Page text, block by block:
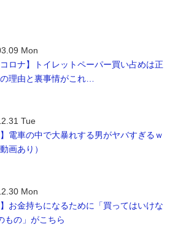
Mon
コロナ】トイレットペーパー買い占めは正
理由と裏事情がこれ…
Tue
】電車の中で大暴れする男がヤバすぎるｗ
画あり）
Mon
】お金持ちになるために「買ってはいけな
もの」がこちら